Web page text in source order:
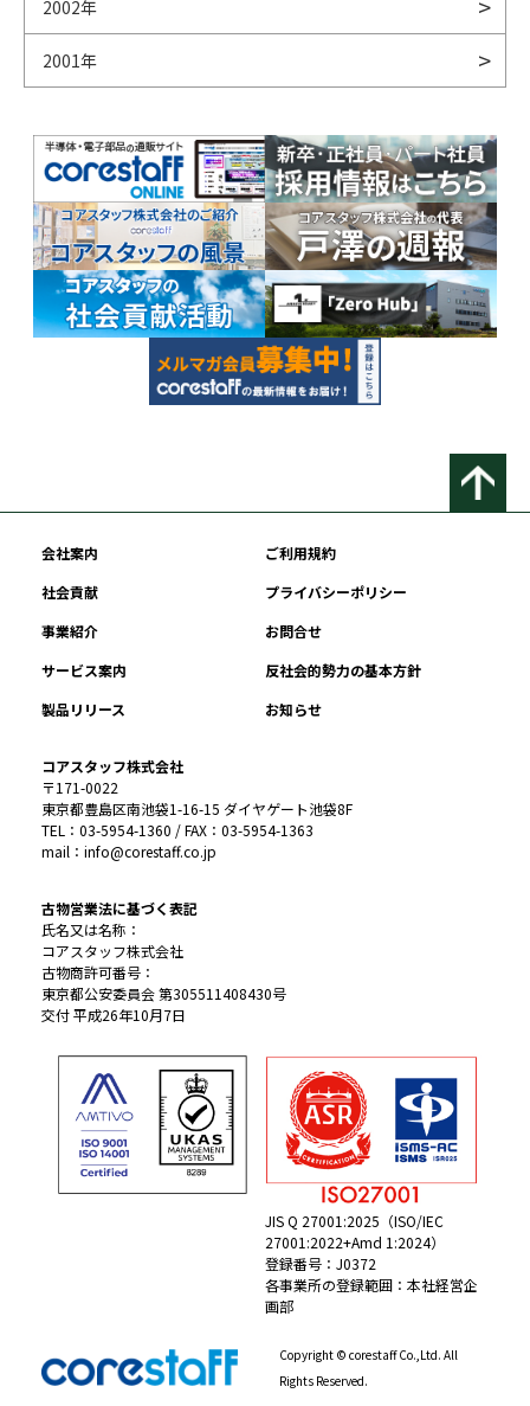
2002年
2001年
会社案内
ご利用規約
社会貢献
プライバシーポリシー
事業紹介
お問合せ
サービス案内
反社会的勢力の基本方針
製品リリース
お知らせ
コアスタッフ株式会社
〒171-0022
東京都豊島区南池袋1-16-15 ダイヤゲート池袋8F
TEL：03-5954-1360 / FAX：03-5954-1363
mail：info@corestaff.co.jp
古物営業法に基づく表記
氏名又は名称：
コアスタッフ株式会社
古物商許可番号：
東京都公安委員会 第305511408430号
交付 平成26年10月7日
JIS Q 27001:2025（ISO/IEC
27001:2022+Amd 1:2024）
登録番号：J0372
各事業所の登録範囲：本社経営企
画部
Copyright © corestaff Co.,Ltd. All
Rights Reserved.